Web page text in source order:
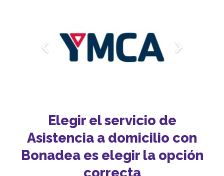
Elegir el servicio de
Asistencia a domicilio con
Bonadea es elegir la opción
correcta